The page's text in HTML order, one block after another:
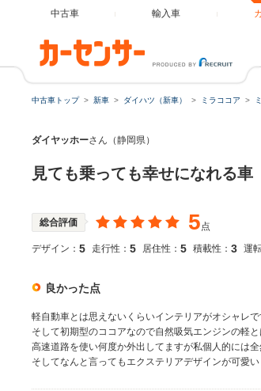
中古車 輸入車
中古車トップ 新車 ダイハツ（新車） ミラココア
ダイヤッホーさん（静岡県）
見ても乗っても幸せになれる車
総合評価 5点
デザイン： 5 走行性： 5 居住性： 5 積載性： 3 運
良かった点
軽自動車とは思えないくらいインテリアがオシャレ
そして初期型のココアなので自然吸気エンジンの軽
高速道路を使い何度か外出してますが私個人的には
そしてなんと言ってもエクステリアデザインが可愛い